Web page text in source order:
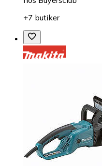
+7 butiker